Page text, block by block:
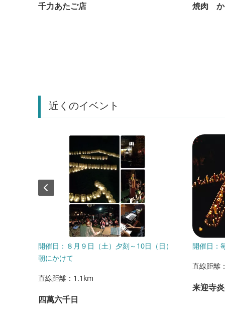
千力あたご店 焼肉 か
近くのイベント
開催日：８月９日（土）夕刻～10日（日）
朝にかけて
直線距離：1.1km
四萬六千日
開催日：
直線距離
来迎寺